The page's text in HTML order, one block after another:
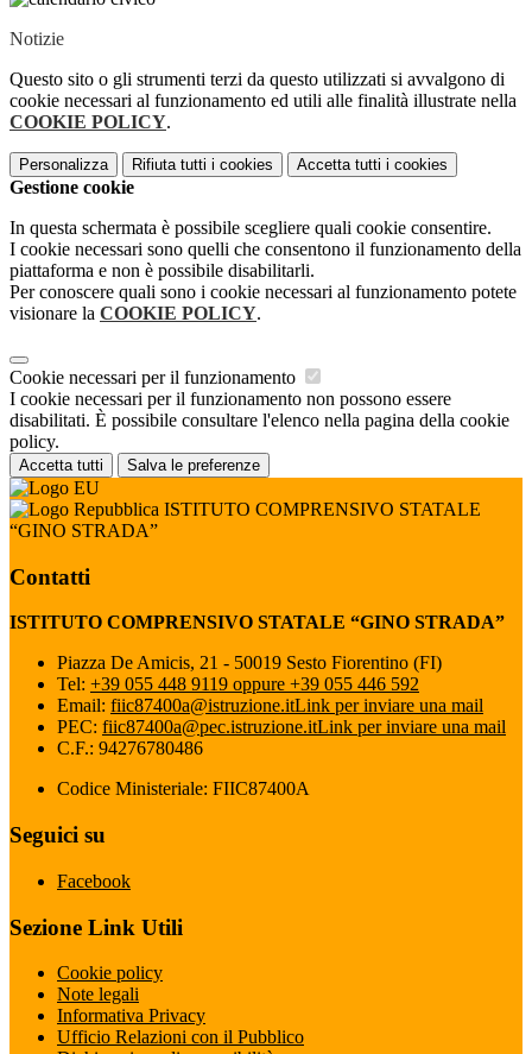
Notizie
Questo sito o gli strumenti terzi da questo utilizzati si avvalgono di
cookie necessari al funzionamento ed utili alle finalità illustrate nella
COOKIE POLICY.
Personalizza Rifiuta tutti i cookies Accetta tutti i cookies
Gestione cookie
In questa schermata è possibile scegliere quali cookie consentire.
I cookie necessari sono quelli che consentono il funzionamento della
piattaforma e non è possibile disabilitarli.
Per conoscere quali sono i cookie necessari al funzionamento potete
visionare la COOKIE POLICY.
Cookie necessari per il funzionamento
I cookie necessari per il funzionamento non possono essere
disabilitati. È possibile consultare l'elenco nella pagina della cookie
policy.
Accetta tutti Salva le preferenze
ISTITUTO COMPRENSIVO STATALE
“GINO STRADA”
Contatti
ISTITUTO COMPRENSIVO STATALE “GINO STRADA”
Piazza De Amicis, 21 - 50019 Sesto Fiorentino (FI)
Tel: +39 055 448 9119 oppure +39 055 446 592
Email: fiic87400a@istruzione.itLink per inviare una mail
PEC: fiic87400a@pec.istruzione.itLink per inviare una mail
C.F.: 94276780486
Codice Ministeriale: FIIC87400A
Seguici su
Facebook
Sezione Link Utili
Cookie policy
Note legali
Informativa Privacy
Ufficio Relazioni con il Pubblico